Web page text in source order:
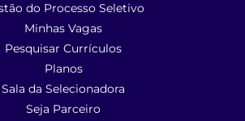
do Processo Seletivo
Minhas Vagas
Pesquisar Currículos
Planos
Sala da Selecionadora
Seja Parceiro